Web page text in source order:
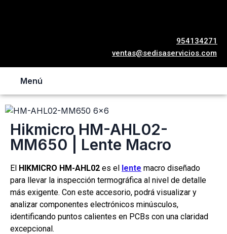
954134271
ventas@sedisaservicios.com
Menú
Hikmicro HM-AHL02-
MM650 | Lente Macro
El HIKMICRO HM-AHL02 es el lente macro diseñado
para llevar la inspección termográfica al nivel de detalle
más exigente. Con este accesorio, podrá visualizar y
analizar componentes electrónicos minúsculos,
identificando puntos calientes en PCBs con una claridad
excepcional.